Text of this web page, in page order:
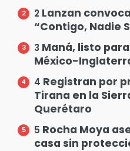
2 Lanzan
“Contigo, Nadie
3 Maná, listo
México-
4 Registran por
Tirana en la
Querétaro
5 Rocha Moya
casa sin